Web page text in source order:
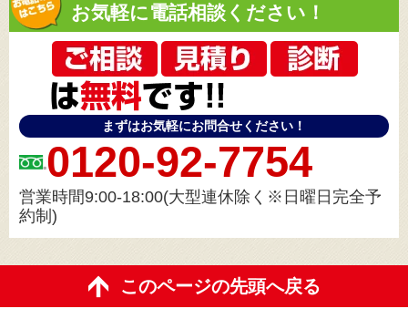
お気軽に電話相談ください！
まずはお気軽にお問合せください！
0120-92-7754
営業時間9:00-18:00(大型連休除く※日曜日完全予
約制)
このページの先頭へ戻る